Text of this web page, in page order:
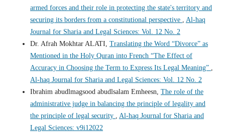
armed forces and their role in protecting the state's territory and
securing its borders from a constitutional perspective
Al-haq
Journal for Sharia and Legal Sciences: Vol. 12 No. 2
Dr. Afrah Mokhtar ALATI, Translating the Word “Divorce” as
Mentioned in the Holy Quran into French “The Effect of
Accuracy in Choosing the Term to Express Its Legal Meaning”
Al-haq Journal for Sharia and Legal Sciences: Vol. 12 No. 2
Ibrahim abudlmagsood abudlsalam Emheesn, The role of the
administrative judge in balancing the principle of legality and
the principle of legal security
Al-haq Journal for Sharia and
Legal Sciences: v9i12022